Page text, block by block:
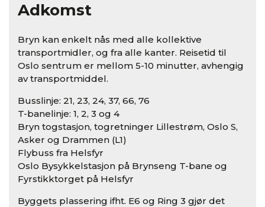
Adkomst
Bryn kan enkelt nås med alle kollektive
transportmidler, og fra alle kanter. Reisetid til
Oslo sentrum er mellom 5-10 minutter, avhengig
av transportmiddel.
Busslinje: 21, 23, 24, 37, 66, 76
T-banelinje: 1, 2, 3 og 4
Bryn togstasjon, togretninger Lillestrøm, Oslo S,
Asker og Drammen (L1)
Flybuss fra Helsfyr
Oslo Bysykkelstasjon på Brynseng T-bane og
Fyrstikktorget på Helsfyr
Byggets plassering ifht. E6 og Ring 3 gjør det